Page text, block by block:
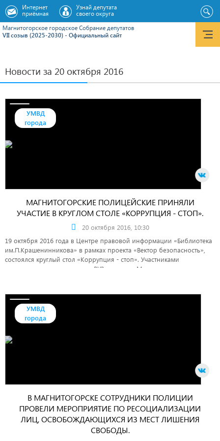
Магнитогорское городское Cобрание депутатов
VII созыв (2025-2030) - Официальный сайт
Интернет
приёмная
Узнай депутата
своего округа
Новости за 20 октября 2016
УМВД
города
МАГНИТОГОРСКИЕ ПОЛИЦЕЙСКИЕ ПРИНЯЛИ
УЧАСТИЕ В КРУГЛОМ СТОЛЕ «КОРРУПЦИЯ - СТОП».
20 октября 2016, 10:30
19 октября 2016 года в Центре правовой информации «Библиотека
им.П.Крашенинникова» в рамках проекта «Вектор безопасность»,
состоялся круглый стол «Коррупция - стоп». Участниками
мероприятия стали студенты ВУЗов города Магнитогорска и
УМВД
города
В МАГНИТОГОРСКЕ СОТРУДНИКИ ПОЛИЦИИ
ПРОВЕЛИ МЕРОПРИЯТИЕ ПО РЕСОЦИАЛИЗАЦИИ
ЛИЦ, ОСВОБОЖДАЮЩИХСЯ ИЗ МЕСТ ЛИШЕНИЯ
СВОБОДЫ.